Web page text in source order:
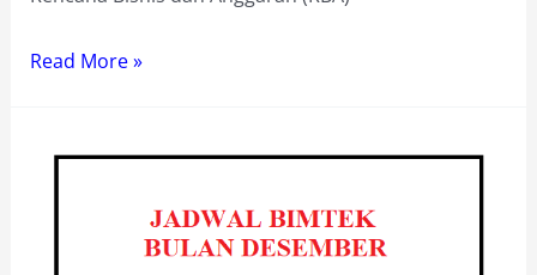
Bimtek
Perguruan
Read More »